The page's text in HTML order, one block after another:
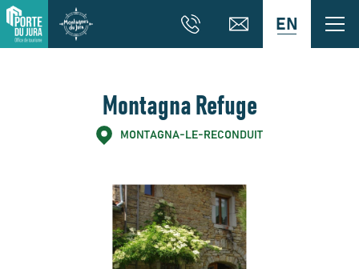
EN
Montagna Refuge
MONTAGNA-LE-RECONDUIT